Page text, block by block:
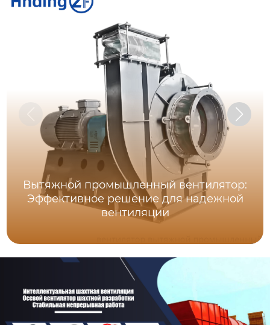
Вытяжной промышленный вентилятор:
Эффективное решение для надежной
вентиляции